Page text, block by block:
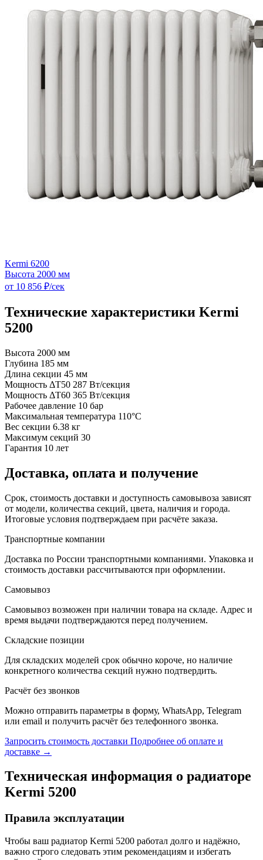
Kermi 6200
Высота 2000 мм
от 10 856 ₽/сек
Технические характеристики Kermi
5200
Высота 2000 мм
Глубина 185 мм
Длина секции 45 мм
Мощность ΔT50 287 Вт/секция
Мощность ΔT60 365 Вт/секция
Рабочее давление 10 бар
Максимальная температура 110°C
Вес секции 6.38 кг
Максимум секций 30
Гарантия 10 лет
Доставка, оплата и получение
Срок, стоимость доставки и доступность самовывоза зависят
от модели, количества секций, цвета, наличия и города.
Итоговые условия подтверждаем при расчёте заказа.
Транспортные компании
Доставка по России транспортными компаниями. Упаковка и
стоимость доставки рассчитываются при оформлении.
Самовывоз
Самовывоз возможен при наличии товара на складе. Адрес и
время выдачи подтверждаются перед получением.
Складские позиции
Для складских моделей срок обычно короче, но наличие
конкретного количества секций нужно подтвердить.
Расчёт без звонков
Можно отправить параметры в форму, WhatsApp, Telegram
или email и получить расчёт без телефонного звонка.
Запросить стоимость доставки Подробнее об оплате и
доставке →
Техническая информация о радиаторе
Kermi 5200
Правила эксплуатации
Чтобы ваш радиатор Kermi 5200 работал долго и надёжно,
важно строго следовать этим рекомендациям и избегать